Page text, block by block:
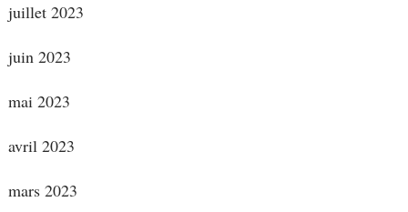
juillet 2023
juin 2023
mai 2023
avril 2023
mars 2023